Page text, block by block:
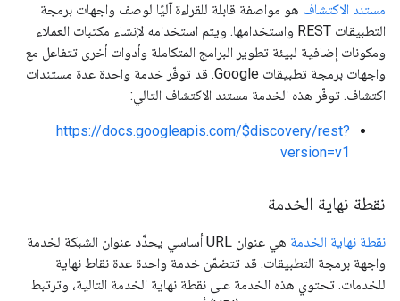
مستند الاكتشاف هو مواصفة قابلة للقراءة آليًا لوصف واجهات برمجة
التطبيقات REST واستخدامها. ويتم استخدامه لإنشاء مكتبات العملاء
ومكونات إضافية لبيئة تطوير البرامج المتكاملة وأدوات أخرى تتفاعل مع
واجهات برمجة تطبيقات Google. قد توفّر خدمة واحدة عدة مستندات
اكتشاف. توفّر هذه الخدمة مستند الاكتشاف التالي:
https://docs.googleapis.com/$discovery/rest?
version=v1
نقطة نهاية الخدمة
نقطة نهاية الخدمة
هي عنوان URL أساسي يحدِّد عنوان الشبكة لخدمة
واجهة برمجة التطبيقات. قد تتضمّن خدمة واحدة عدة نقاط نهاية
للخدمات. تحتوي هذه الخدمة على نقطة نهاية الخدمة التالية، وترتبط